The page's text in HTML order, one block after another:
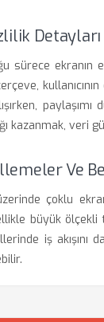
Detayları
sürece ekranın
kazanmak, veri
Ve
çoklu
büyük ölçekli
iş akışını